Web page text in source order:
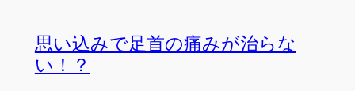
思い込みで足首の痛みが治らな
い！？